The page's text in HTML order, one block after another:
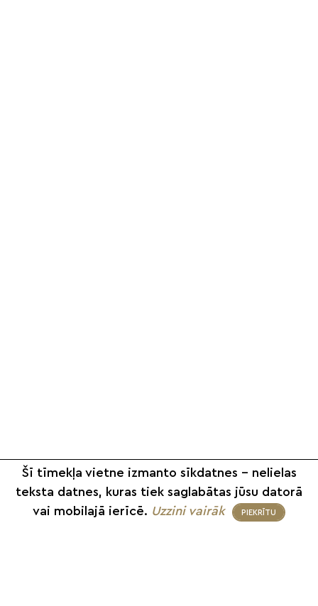
Šī tīmekļa vietne izmanto sīkdatnes – nelielas
teksta datnes, kuras tiek saglabātas jūsu datorā
vai mobilajā ierīcē. Uzzini vairāk PIEKRĪTU